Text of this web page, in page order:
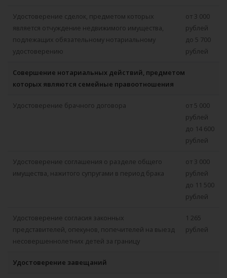
Удостоверение сделок, предметом которых
является отчуждение недвижимого имущества,
подлежащих обязательному нотариальному
удостоверению
от 3 000
рублей
до 5 700
рублей
Совершение нотариальных действий, предметом
которых являются семейные правоотношения
Удостоверение брачного договора
от 5 000
рублей
до 14 600
рублей
Удостоверение соглашения о разделе общего
имущества, нажитого супругами в период брака
от 3 000
рублей
до 11 500
рублей
Удостоверение согласия законных
представителей, опекунов, попечителей на выезд
несовершеннолетних детей за границу
1 265
рублей
Удостоверение завещаний